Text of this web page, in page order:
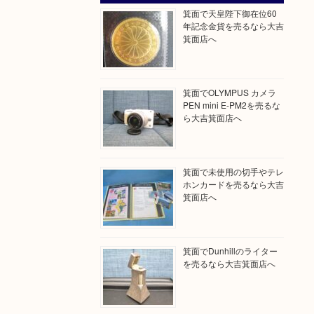
箕面で天皇陛下御在位60
年記念金貨を売るなら大吉
箕面店へ
箕面でOLYMPUS カメラ
PEN mini E-PM2を売るな
ら大吉箕面店へ
箕面で未使用の切手やテレ
ホンカードを売るなら大吉
箕面店へ
箕面でDunhillのライター
を売るなら大吉箕面店へ